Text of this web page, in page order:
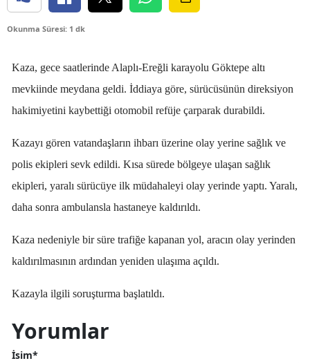
Okunma Süresi: 1 dk
Kaza, gece saatlerinde Alaplı-Ereğli karayolu Göktepe altı
mevkiinde meydana geldi. İddiaya göre, sürücüsünün direksiyon
hakimiyetini kaybettiği otomobil refüje çarparak durabildi.
Kazayı gören vatandaşların ihbarı üzerine olay yerine sağlık ve
polis ekipleri sevk edildi. Kısa sürede bölgeye ulaşan sağlık
ekipleri, yaralı sürücüye ilk müdahaleyi olay yerinde yaptı. Yaralı,
daha sonra ambulansla hastaneye kaldırıldı.
Kaza nedeniyle bir süre trafiğe kapanan yol, aracın olay yerinden
kaldırılmasının ardından yeniden ulaşıma açıldı.
Kazayla ilgili soruşturma başlatıldı.
Yorumlar
İsim*